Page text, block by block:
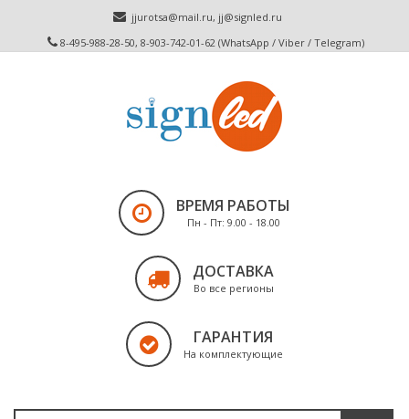
jjurotsa@mail.ru, jj@signled.ru
8-495-988-28-50, 8-903-742-01-62 (WhatsApp / Viber / Telegram)
ВРЕМЯ РАБОТЫ
Пн - Пт: 9.00 - 18.00
ДОСТАВКА
Во все регионы
ГАРАНТИЯ
На комплектующие